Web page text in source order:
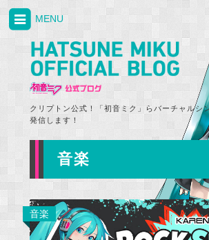
クリプトン公式！「初音ミク」らバーチャルシ
発信します！
MENU
音楽
音楽